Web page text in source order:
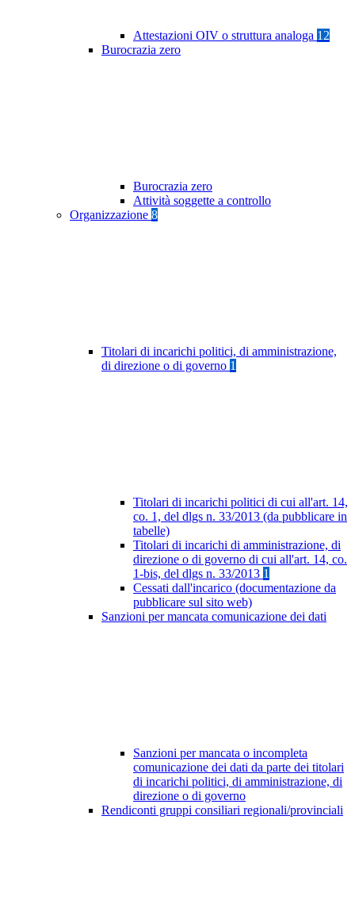
Attestazioni OIV o struttura analoga 12
Burocrazia zero
Burocrazia zero
Attività soggette a controllo
Organizzazione 8
Titolari di incarichi politici, di amministrazione,
di direzione o di governo 1
Titolari di incarichi politici di cui all'art. 14,
co. 1, del dlgs n. 33/2013 (da pubblicare in
tabelle)
Titolari di incarichi di amministrazione, di
direzione o di governo di cui all'art. 14, co.
1-bis, del dlgs n. 33/2013 1
Cessati dall'incarico (documentazione da
pubblicare sul sito web)
Sanzioni per mancata comunicazione dei dati
Sanzioni per mancata o incompleta
comunicazione dei dati da parte dei titolari
di incarichi politici, di amministrazione, di
direzione o di governo
Rendiconti gruppi consiliari regionali/provinciali